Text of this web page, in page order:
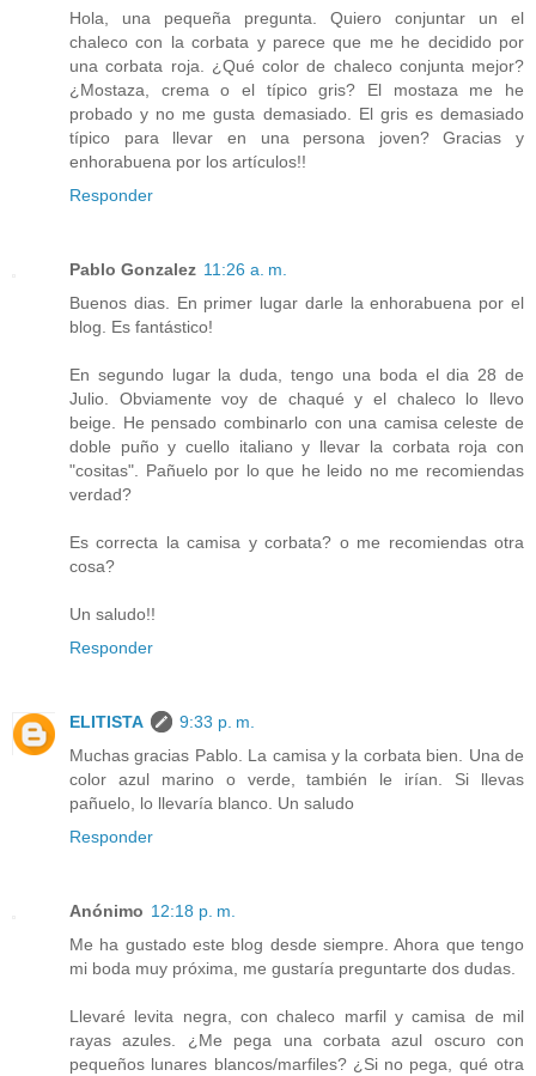
Hola, una pequeña pregunta. Quiero conjuntar un el
chaleco con la corbata y parece que me he decidido por
una corbata roja. ¿Qué color de chaleco conjunta mejor?
¿Mostaza, crema o el típico gris? El mostaza me he
probado y no me gusta demasiado. El gris es demasiado
típico para llevar en una persona joven? Gracias y
enhorabuena por los artículos!!
Responder
Pablo Gonzalez 11:26 a. m.
Buenos dias. En primer lugar darle la enhorabuena por el
blog. Es fantástico!
En segundo lugar la duda, tengo una boda el dia 28 de
Julio. Obviamente voy de chaqué y el chaleco lo llevo
beige. He pensado combinarlo con una camisa celeste de
doble puño y cuello italiano y llevar la corbata roja con
"cositas". Pañuelo por lo que he leido no me recomiendas
verdad?
Es correcta la camisa y corbata? o me recomiendas otra
cosa?
Un saludo!!
Responder
ELITISTA
9:33 p. m.
Muchas gracias Pablo. La camisa y la corbata bien. Una de
color azul marino o verde, también le irían. Si llevas
pañuelo, lo llevaría blanco. Un saludo
Responder
Anónimo 12:18 p. m.
Me ha gustado este blog desde siempre. Ahora que tengo
mi boda muy próxima, me gustaría preguntarte dos dudas.
Llevaré levita negra, con chaleco marfil y camisa de mil
rayas azules. ¿Me pega una corbata azul oscuro con
pequeños lunares blancos/marfiles? ¿Si no pega, qué otra